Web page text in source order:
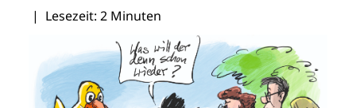
| Lesezeit: 2 Minuten